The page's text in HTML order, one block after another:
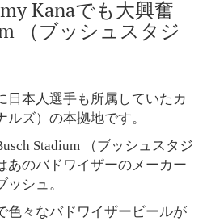
Kanaでも大興奮
（ブッシュスタジ
日本人選手も所属していたカ
ズ）の本拠地です。
Stadium （ブッシュスタジ
あのバドワイザーのメーカー
シュ。
色々なバドワイザービールが